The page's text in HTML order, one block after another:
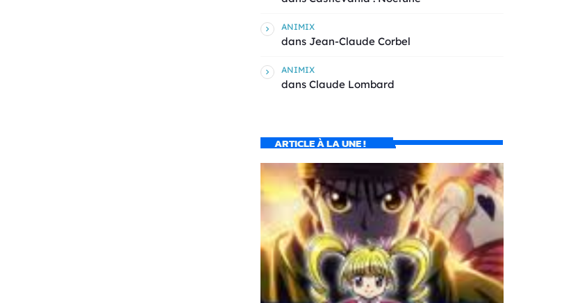
ANIMIX
dans Jean-Claude Corbel
ANIMIX
dans Claude Lombard
ARTICLE À LA UNE !